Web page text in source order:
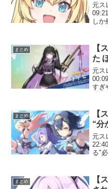
元ス
しか
まとめ
【
た
元ス
すぎ
まとめ
【
“分
元ス
る"
まとめ
【